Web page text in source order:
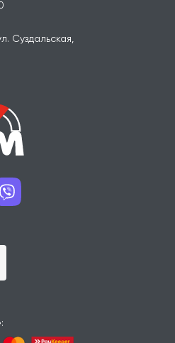
Суздальская,